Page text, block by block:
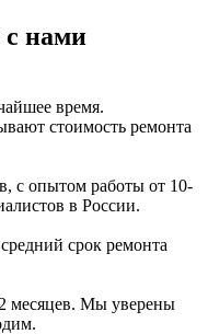
нами
время.
стоимость ремонта
с опытом работы от 10-
в России.
срок ремонта
месяцев. Мы уверены